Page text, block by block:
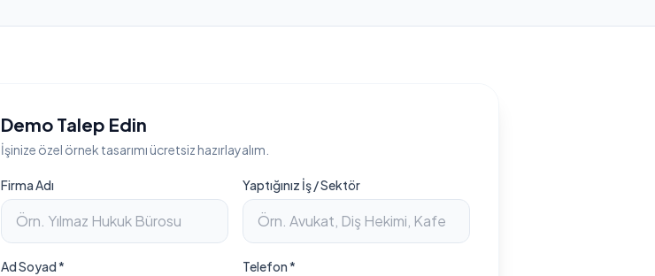
Demo Talep Edin
İşinize özel örnek tasarımı ücretsiz hazırlayalım.
Firma Adı Yaptığınız İş / Sektör
Ad Soyad * Telefon *